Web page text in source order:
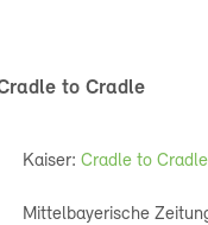
to Cradle
Kaiser:Cradle to
Mittelbayerische